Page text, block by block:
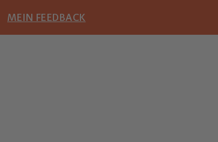
MEIN FEEDBACK